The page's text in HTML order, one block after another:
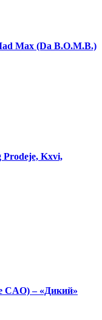
Max (Da B.O.M.B.)
Prodeje, Kxvi,
– «Дикий»